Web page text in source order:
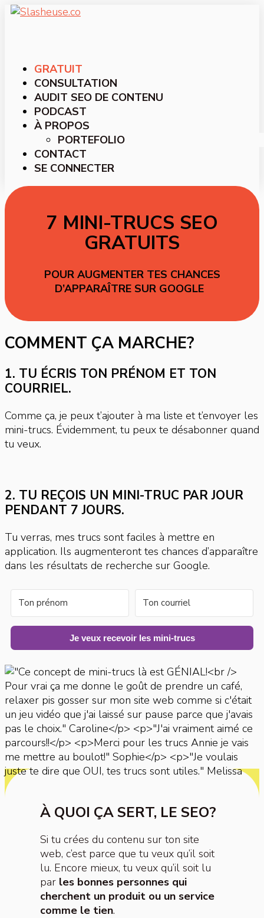
GRATUIT
CONSULTATION
AUDIT SEO DE CONTENU
PODCAST
À PROPOS
PORTEFOLIO
CONTACT
SE CONNECTER
7 MINI-TRUCS SEO
GRATUITS
POUR AUGMENTER TES CHANCES
D’APPARAÎTRE SUR GOOGLE
COMMENT ÇA MARCHE?
1. TU ÉCRIS TON PRÉNOM ET TON
COURRIEL.
Comme ça, je peux t’ajouter à ma liste et t’envoyer les
mini-trucs. Évidemment, tu peux te désabonner quand
tu veux.
2. TU REÇOIS UN MINI-TRUC PAR JOUR
PENDANT 7 JOURS.
Tu verras, mes trucs sont faciles à mettre en
application. Ils augmenteront tes chances d’apparaître
dans les résultats de recherche sur Google.
Je veux recevoir les mini-trucs
À QUOI ÇA SERT, LE SEO?
Si tu crées du contenu sur ton site
web, c’est parce que tu veux qu’il soit
lu. Encore mieux, tu veux qu’il soit lu
par les bonnes personnes qui
cherchent un produit ou un service
comme le tien.